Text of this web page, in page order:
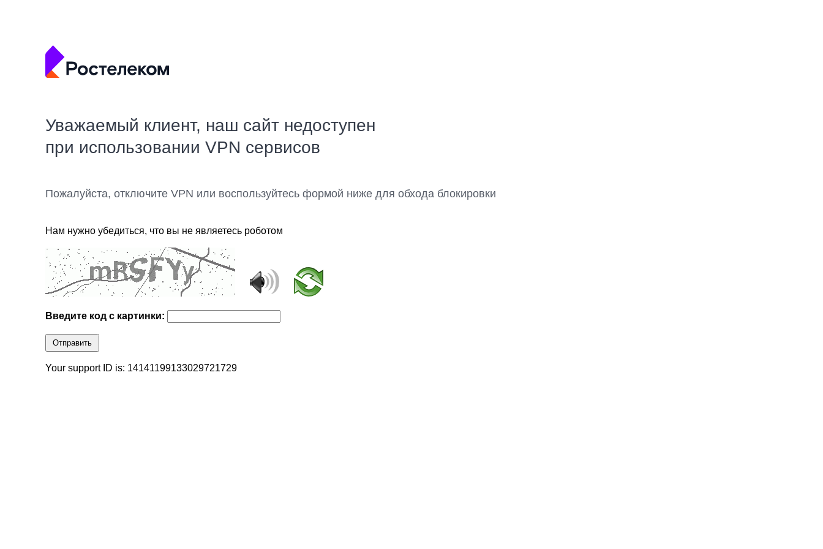
Уважаемый клиент, наш сайт недоступен
при использовании VPN сервисов
Пожалуйста, отключите VPN или воспользуйтесь формой ниже для обхода блокировки
Нам нужно убедиться, что вы не являетесь роботом
Введите код с картинки:
Отправить
Your support ID is: 14141199133029721729